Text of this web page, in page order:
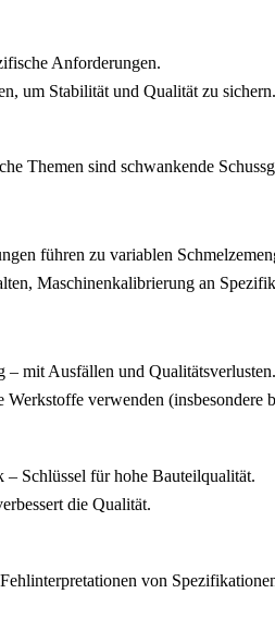
Anforderungen.
um Stabilität und Qualität zu sichern.
Themen sind schwankende
führen zu variablen
Maschinenkalibrierung an
mit Ausfällen und Qualitätsverlusten.
verwenden (insbesondere
Schlüssel für hohe Bauteilqualität.
die Qualität.
von